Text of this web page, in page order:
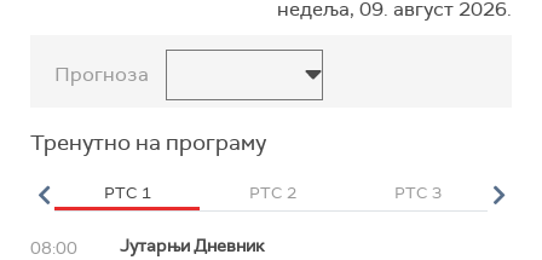
недеља, 09. август 2026.
Прогноза
Тренутно на програму
РТС 1 РТС 2 РТС 3
08:00 Јутарњи Дневник